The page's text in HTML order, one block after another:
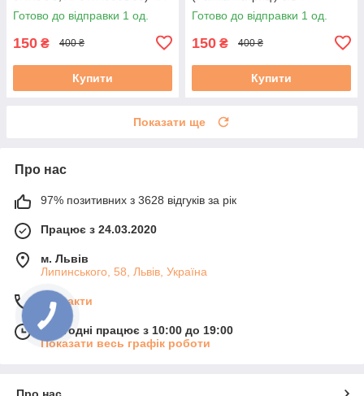
б/в #
Готово до відправки 1 од.
150 ₴ 400 ₴
Купити
Готово до відправки 1 од.
150 ₴ 400 ₴
Купити
Показати ще
Про нас
97% позитивних з 3628 відгуків за рік
Працює з 24.03.2020
м. Львів
Липинського, 58, Львів, Україна
Контакти
Сьогодні працює з 10:00 до 19:00
Показати весь графік роботи
Про нас